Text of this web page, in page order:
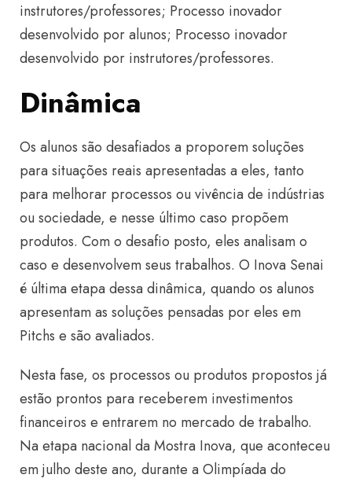
instrutores/professores; Processo inovador
desenvolvido por alunos; Processo inovador
desenvolvido por instrutores/professores.
Dinâmica
Os alunos são desafiados a proporem soluções
para situações reais apresentadas a eles, tanto
para melhorar processos ou vivência de indústrias
ou sociedade, e nesse último caso propõem
produtos. Com o desafio posto, eles analisam o
caso e desenvolvem seus trabalhos. O Inova Senai
é última etapa dessa dinâmica, quando os alunos
apresentam as soluções pensadas por eles em
Pitchs e são avaliados.
Nesta fase, os processos ou produtos propostos já
estão prontos para receberem investimentos
financeiros e entrarem no mercado de trabalho.
Na etapa nacional da Mostra Inova, que aconteceu
em julho deste ano, durante a Olimpíada do